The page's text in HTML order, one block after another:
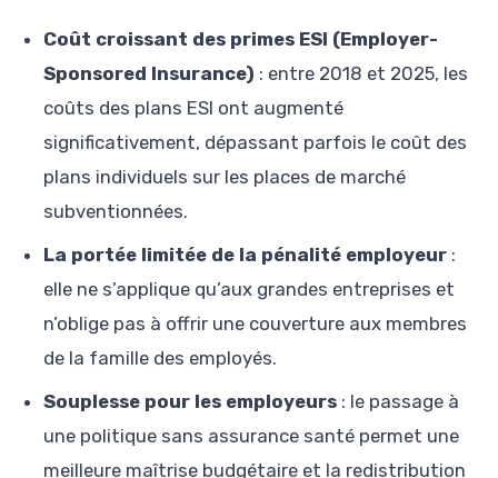
Coût croissant des primes ESI (Employer-
Sponsored Insurance) : entre 2018 et 2025, les
coûts des plans ESI ont augmenté
significativement, dépassant parfois le coût des
plans individuels sur les places de marché
subventionnées.
La portée limitée de la pénalité employeur :
elle ne s’applique qu’aux grandes entreprises et
n’oblige pas à offrir une couverture aux membres
de la famille des employés.
Souplesse pour les employeurs : le passage à
une politique sans assurance santé permet une
meilleure maîtrise budgétaire et la redistribution